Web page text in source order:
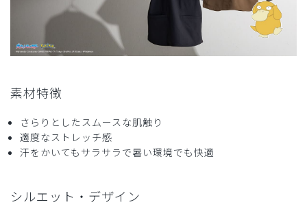
素材特徴
さらりとしたスムースな肌触り
適度なストレッチ感
汗をかいてもサラサラで暑い環境でも快適
シルエット・デザイン